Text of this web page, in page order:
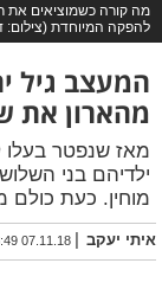
מה קורה כשמוציאים את
להפקה המיוחדת (צילום:
המעצב גיל
מהארון את
מאז שנפטר
ילדיהם בני
מוחין. כעת כולם
איתי יעקב |
07.11.18 08:49